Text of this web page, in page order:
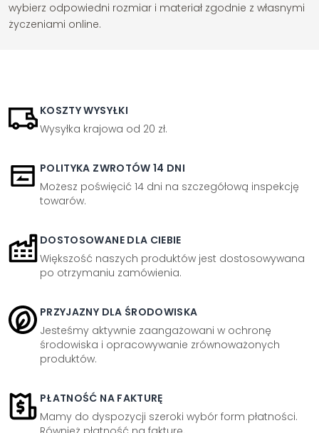
wybierz odpowiedni rozmiar i materiał zgodnie z własnymi
życzeniami online.
KOSZTY WYSYŁKI
Wysyłka krajowa od 20 zł.
POLITYKA ZWROTÓW 14 DNI
Możesz poświęcić 14 dni na szczegółową inspekcję
towarów.
DOSTOSOWANE DLA CIEBIE
Większość naszych produktów jest dostosowywana
po otrzymaniu zamówienia.
PRZYJAZNY DLA ŚRODOWISKA
Jesteśmy aktywnie zaangażowani w ochronę
środowiska i opracowywanie zrównoważonych
produktów.
PŁATNOŚĆ NA FAKTURĘ
Mamy do dyspozycji szeroki wybór form płatności.